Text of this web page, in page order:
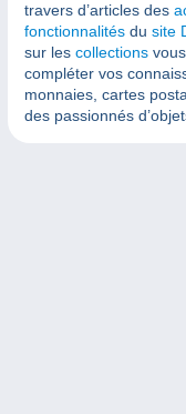
travers d’articles des
fonctionnalités du site
sur les collections
compléter vos
monnaies, cartes
des passionnés